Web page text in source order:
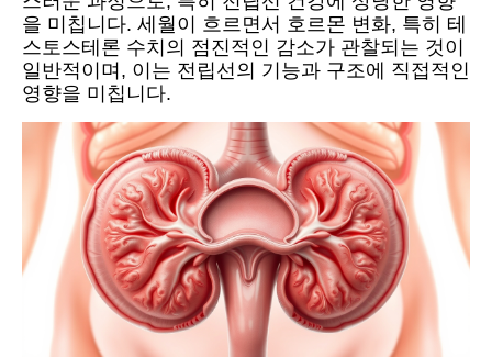
을 미칩니다. 세월이 흐르면서 호르몬 변화, 특히 테
스토스테론 수치의 점진적인 감소가 관찰되는 것이
일반적이며, 이는 전립선의 기능과 구조에 직접적인
영향을 미칩니다.